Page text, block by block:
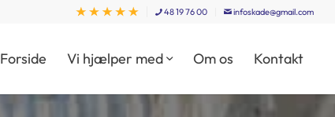
48 19 76 00 infoskade@gmail.com
Forside Vi hjælper med Om os Kontakt